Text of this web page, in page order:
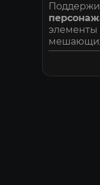
элементы
мешающих
Чит
фарма,